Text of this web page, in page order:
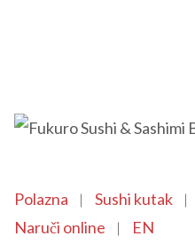
Polazna Sushi kutak
Naruči online
EN